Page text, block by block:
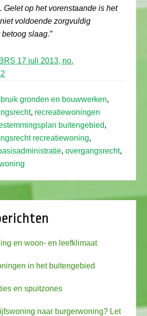
Gelet op het vorenstaande is het
voldoende zorgvuldig
slaag.”
17 juli 2013, no.
gronden en bouwwerken,
, recreatiewoningen
buitengebied,
recreatiewoning,
,overgangsrecht,
en woon- en leefklimaat
in het buitengebied
en spuitzones
naar burgerwoning? Let